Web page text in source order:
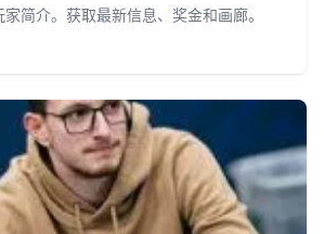
简介。获取最新信息、奖金和画廊。